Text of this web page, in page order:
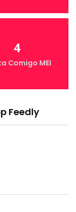
4
Comigo MEI
Feedly